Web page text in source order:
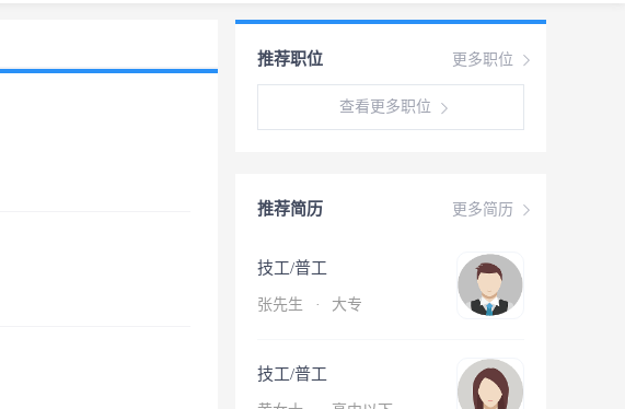
更多职位
推荐职位
查看更多职位
更多简历
推荐简历
技工/普工
张先生 · 大专
技工/普工